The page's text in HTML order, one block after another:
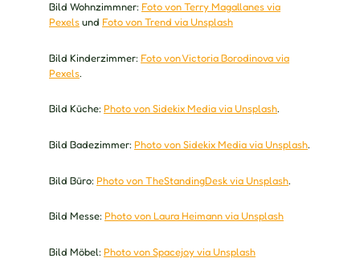
Bild Wohnzimmner: Foto von Terry Magallanes via
Pexels und Foto von Trend via Unsplash
Bild Kinderzimmer: Foto von Victoria Borodinova via
Pexels.
Bild Küche: Photo von Sidekix Media via Unsplash.
Bild Badezimmer: Photo von Sidekix Media via Unsplash.
Bild Büro: Photo von TheStandingDesk via Unsplash.
Bild Messe: Photo von Laura Heimann via Unsplash
Bild Möbel: Photo von Spacejoy via Unsplash